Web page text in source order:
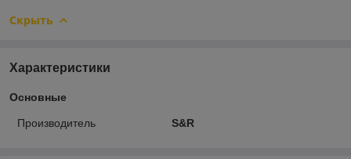
Скрыть
Характеристики
Основные
Производитель S&R